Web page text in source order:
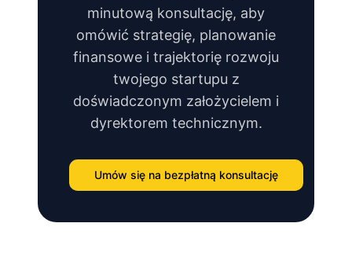
minutową konsultację, aby
omówić strategię, planowanie
finansowe i trajektorię rozwoju
twojego startupu z
doświadczonym założycielem i
dyrektorem technicznym.
Umów się na bezpłatną konsultację